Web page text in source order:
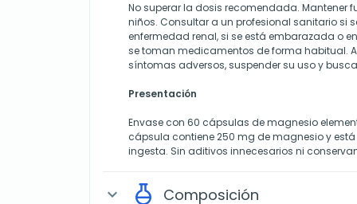
No superar la dosis recomendada. Mantener
niños. Consultar a un profesional sanitario si
enfermedad renal, si se está embarazada o
se toman medicamentos de forma habitual.
síntomas adversos, suspender su uso y
Presentación
Envase con 60 cápsulas de magnesio
cápsula contiene 250 mg de magnesio y
ingesta. Sin aditivos innecesarios ni
expand_more Composición